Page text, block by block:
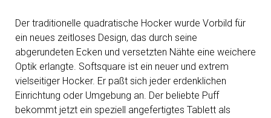
Der traditionelle quadratische Hocker wurde Vorbild für
ein neues zeitloses Design, das durch seine
abgerundeten Ecken und versetzten Nähte eine weichere
Optik erlangte. Softsquare ist ein neuer und extrem
vielseitiger Hocker. Er paßt sich jeder erdenklichen
Einrichtung oder Umgebung an. Der beliebte Puff
bekommt jetzt ein speziell angefertigtes Tablett als